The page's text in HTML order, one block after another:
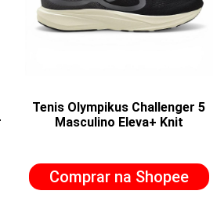
Tenis Olympikus Challenger 5
Masculino Eleva+ Knit
Comprar na Shopee